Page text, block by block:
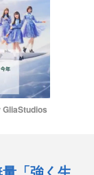
GliaStudios